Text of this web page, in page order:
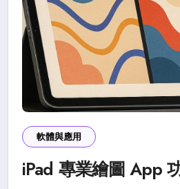
軟體與應用
iPad 專業繪圖 App